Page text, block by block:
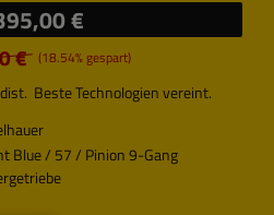
€
Regulärer Preis:
€ (18.54% gespart)
Beste Technologien vereint.
Blue / 57 / Pinion 9-Gang